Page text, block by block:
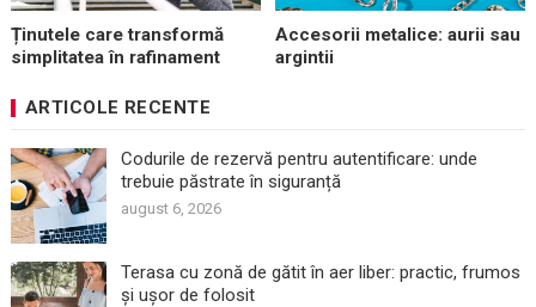
Ținutele care transformă
simplitatea în rafinament
Accesorii metalice: aurii sau
argintii
ARTICOLE RECENTE
Codurile de rezervă pentru autentificare: unde
trebuie păstrate în siguranță
august 6, 2026
Terasa cu zonă de gătit în aer liber: practic, frumos
și ușor de folosit